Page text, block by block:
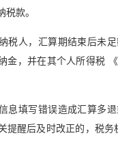
税款。
税人，汇算期结束后未
金，并在其个人所得税
息填写错误造成汇算多
提醒后及时改正的，税务